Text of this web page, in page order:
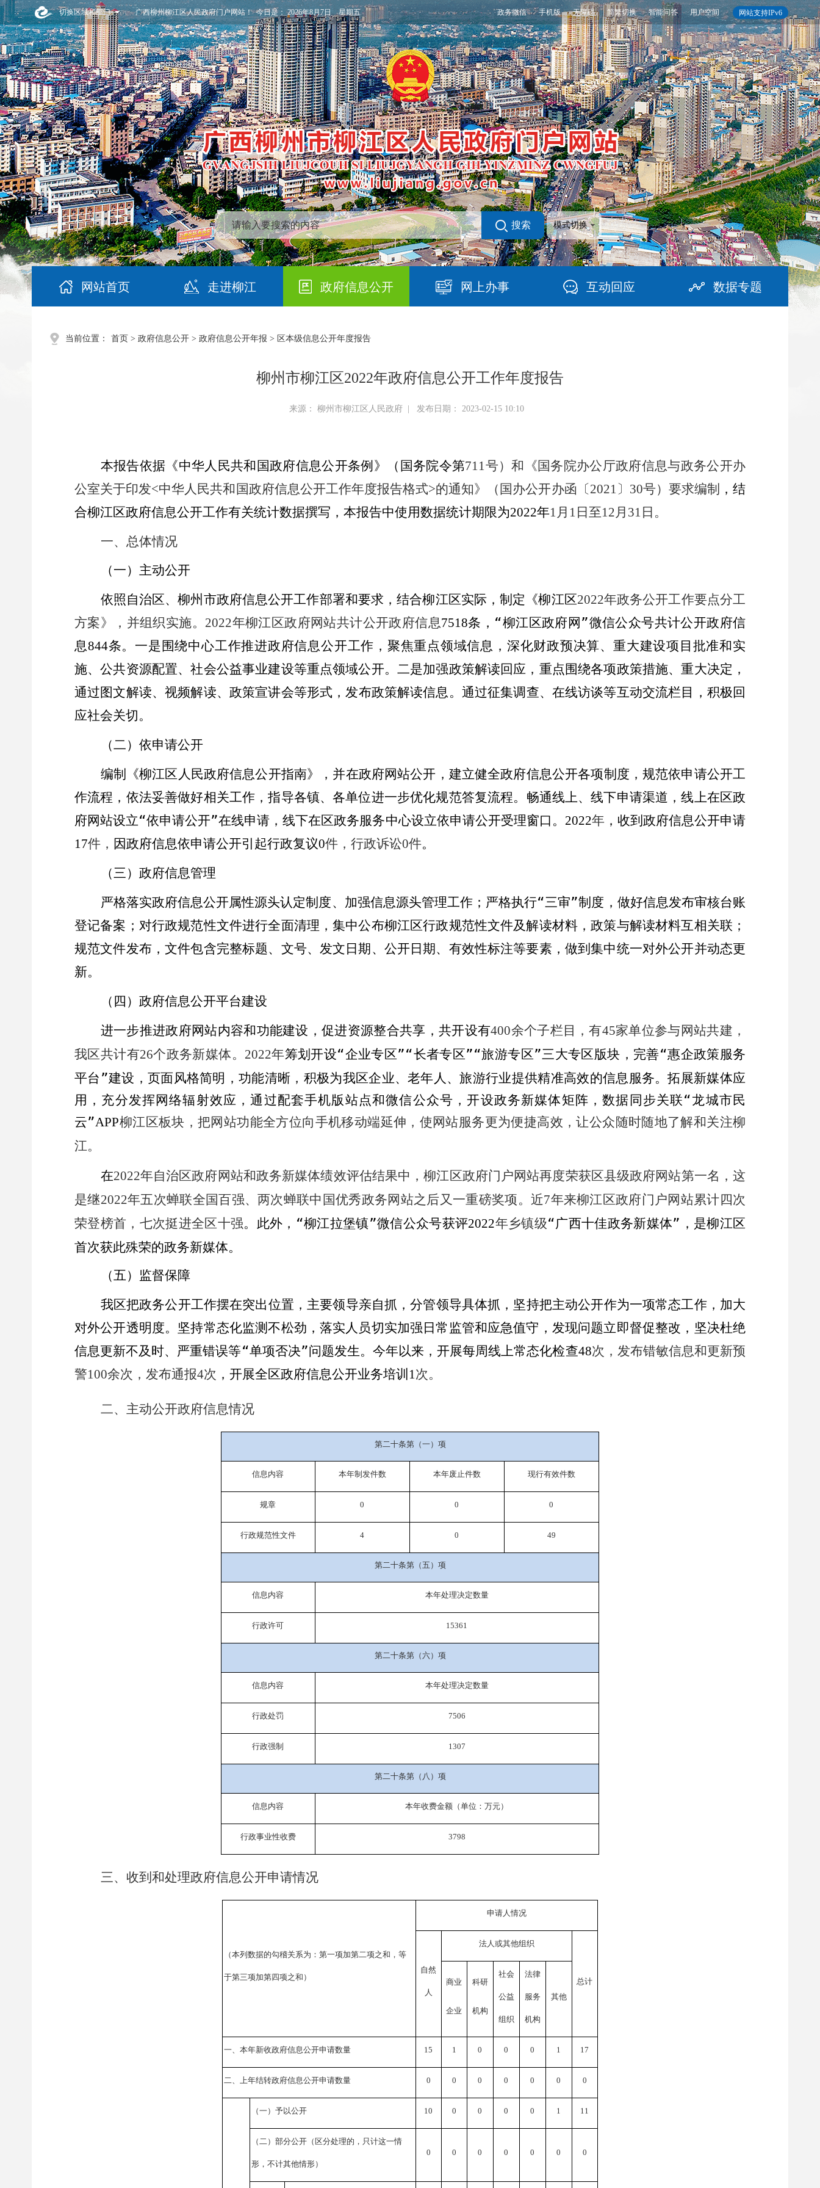
切换区域和部门 网站支持IPv6
政务微信 手机版 无障碍 简繁切换 智能问答 用户空间
广西柳州柳江区人民政府门户网站！ 今日是：2026年8月7日 星期五
搜索 模式切换
网站首页 走进柳江 政府信息公开 网上办事 互动回应 数据专题
当前位置： 首页 > 政府信息公开 > 政府信息公开年报 > 区本级信息公开年度报告
柳州市柳江区2022年政府信息公开工作年度报告
来源： 柳州市柳江区人民政府 | 发布日期： 2023-02-15 10:10
本报告依据《中华人民共和国政府信息公开条例》（国务院令第711号）和《国务院办公厅政府信息与政务公开办
公室关于印发<中华人民共和国政府信息公开工作年度报告格式>的通知》（国办公开办函〔2021〕 30号）要求编制 ，结
合柳江区政府信息公开工作有关统计数据撰写 ， 本报告中使用数据统计期限为2022年1月 1日至12月 31日。
一、总体情况
（一）主动公开
依照自治区、柳州市政府信息公开工作部署和要求，结合柳江区实际，制定《柳江区2022年政务公开工作要点分工
方案》，并组织实施。 2022年柳江区政府网站共计公开政府信息7518条， “柳江区政府网”微信公众号共计公开政府信
息844条。一是围绕中心工作推进政府信息公开工作，聚焦重点领域信息，深化财政预决算、重大建设项目批准和实
施、公共资源配置、社会公益事业建设等重点领域公开。二是加强政策解读回应，重点围绕各项政策措施、重大决定，
通过图文解读、视频解读、政策宣讲会等形式，发布政策解读信息。通过征集调查、在线访谈等互动交流栏目，积极回
应社会关切。
（二） 依申请公开
编制《柳江区人民政府信息公开指南》，并在政府网站公开，建立健全政府信息公开各项制度，规范依申请公开工
作流程，依法妥善做好相关工作，指导各镇、各单位进一步优化规范答复流程。畅通线上、线下申请渠道 ，线上在区政
府网站设立“依申请公开”在线申请，线下在区政务服务中心设立依申请公开受理窗口。 2022年 ， 收到政府信息公开申请
17件， 因政府信息依申请公开引起行政复议0件，行政诉讼0件。
（三） 政府信息管理
严格落实政府信息公开属性源头认定制度、加强信息源头管理工作；严格执行“三审”制度，做好信息发布审核台账
登记备案；对行政规范性文件进行全面清理，集中公布柳江区行政规范性文件及解读材料，政策与解读材料互相关联；
规范文件发布，文件包含完整标题、文号、发文日期、公开日期、有效性标注等要素，做到集中统一对外公开并动态更
新。
（ 四 ） 政府信息公开平台建设
进一步推进政府网站内容和功能建设，促进资源整合共享，共开设有400余个子栏目，有45家单位参与网站共建，
我区共计有26个政务新媒体。 2022年筹划开设“企业专区”“长者专区”“旅游专区”三大专区版块，完善“惠企政策服务
平台 ”建设，页面风格简明，功能清晰，积极为我区企业、老年人、旅游行业提供精准高效的信息服务。拓展新媒体应
用，充分发挥网络辐射效应，通过配套手机版站点和微信公众号，开设政务新媒体矩阵，数据同步关联“龙城市民
云”APP柳江区板块，把网站功能全方位向手机移动端延伸，使网站服务更为便捷高效，让公众随时随地了解和关注柳
江。
在2022年自治区政府网站和政务新媒体绩效评估结果中，柳江区政府门户网站再度荣获区县级政府网站第一名，这
是继2022年五次蝉联全国百强、两次蝉联中国优秀政务网站之后又一重磅奖项。近7年来柳江区政府门户网站累计四次
荣登榜首，七次挺进全区十强。 此外， “柳江拉堡镇”微信公众号获评2022年乡镇级“广西十佳政务新媒体” ，是柳江区
首次获此殊荣的政务新媒体。
（五） 监督保障
我区把政务公开工作摆在突出位置，主要领导亲自抓，分管领导具体抓，坚持把主动公开作为一项常态工作，加大
对外公开透明度。坚持常态化监测不松劲，落实人员切实加强日常监管和应急值守，发现问题立即督促整改，坚决杜绝
信息更新不及时、严重错误等“单项否决”问题发生。今年以来，开展每周线上常态化检查48次，发布错敏信息和更新预
警100余次，发布通报4次 ， 开展全区政府信息公开业务培训 1次。
二、主动公开政府信息情况
第二十条第（一）项
信息内容 本年制发件数 本年废止件数 现行有效件数
规章 0 0 0
行政规范性文件 4 0 49
第二十条第（五）项
信息内容 本年处理决定数量
行政许可 15361
第二十条第（六）项
信息内容 本年处理决定数量
行政处罚 7506
行政强制 1307
第二十条第（八）项
信息内容 本年收费金额（单位：万元）
行政事业性收费 3798
三、收到和处理政府信息公开申请情况
（本列数据的勾稽关系为：第一项加第二项之和，等
于第三项加第四项之和）
申请人情况
自然
人
法人或其他组织
总计
商业
企业
科研
机构
社会
公益
组织
法律
服务
机构
其他
一、本年新收政府信息公开申请数量 15 1 0 0 0 1 17
二、上年结转政府信息公开申请数量 0 0 0 0 0 0 0
（一）予以公开 10 0 0 0 0 1 11
（二）部分公开（区分处理的，只计这一情
形，不计其他情形）
0 0 0 0 0 0 0